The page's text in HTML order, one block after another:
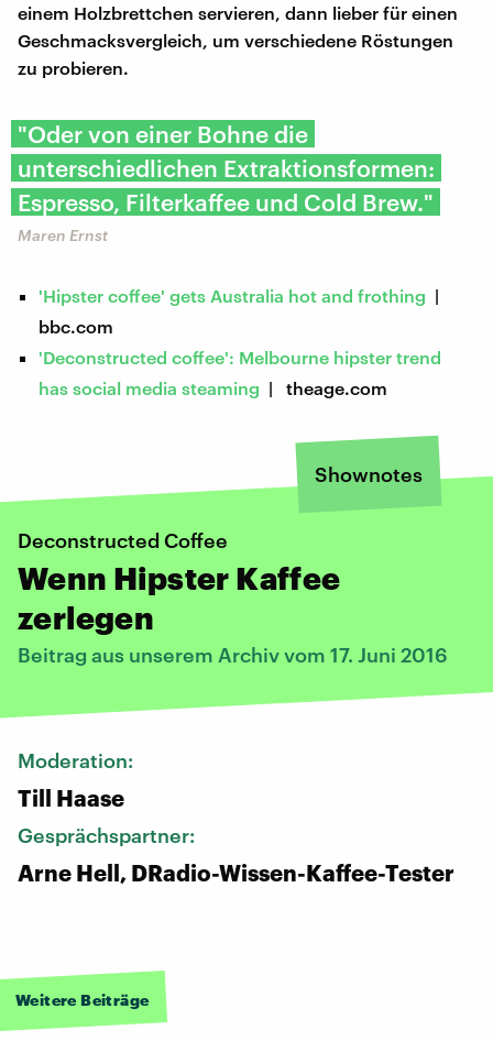
einem Holzbrettchen servieren, dann lieber für einen
Geschmacksvergleich, um verschiedene Röstungen
zu probieren.
"Oder von einer Bohne die
unterschiedlichen Extraktionsformen:
Espresso, Filterkaffee und Cold Brew."
Maren Ernst
'Hipster coffee' gets Australia hot and frothing |
bbc.com
'Deconstructed coffee': Melbourne hipster trend
has social media steaming | theage.com
Shownotes
Deconstructed Coffee
Wenn Hipster Kaffee
zerlegen
Beitrag aus unserem Archiv vom 17. Juni 2016
Moderation:
Till Haase
Gesprächspartner:
Arne Hell, DRadio-Wissen-Kaffee-Tester
Weitere Beiträge